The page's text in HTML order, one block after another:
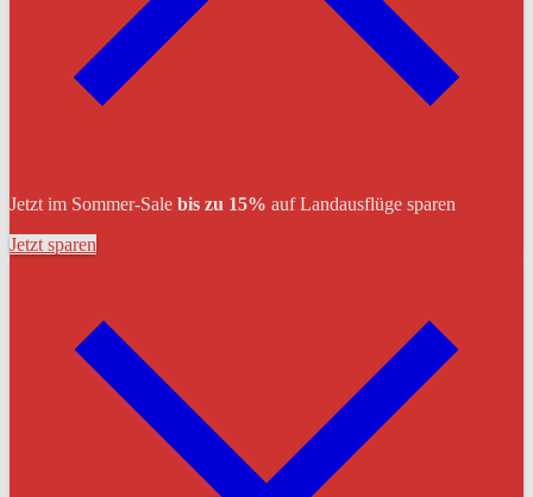
Jetzt im Sommer-Sale bis zu 15% auf Landausflüge sparen
Jetzt sparen